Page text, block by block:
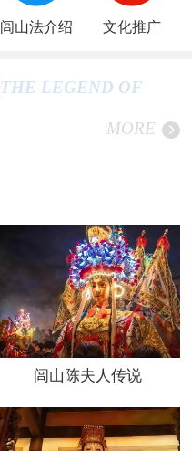
闾山法介绍 文化推广
THE LEGEND OF
MORE
闾山陈夫人传说